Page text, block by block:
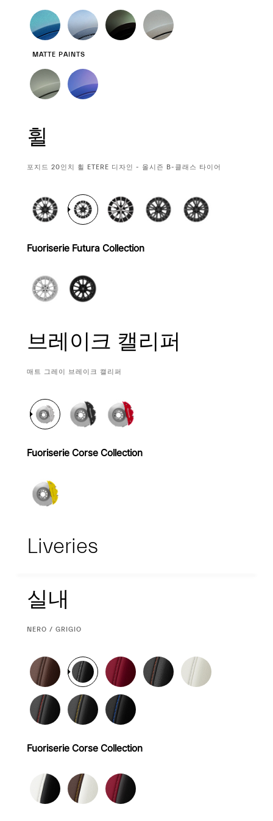
MATTE PAINTS
휠
CURRENT
포지드 20인치 휠 ETERE 디자인 - 올시즌 B-클래스 타이어
Fuoriserie Futura Collection
브레이크 캘리퍼
CURRENT
매트 그레이 브레이크 캘리퍼
Fuoriserie Corse Collection
Liveries
실내
실내
CURRENT
NERO / GRIGIO
Fuoriserie Corse Collection